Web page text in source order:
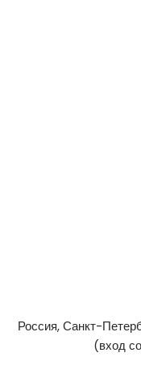
Россия, Санкт-
(вход